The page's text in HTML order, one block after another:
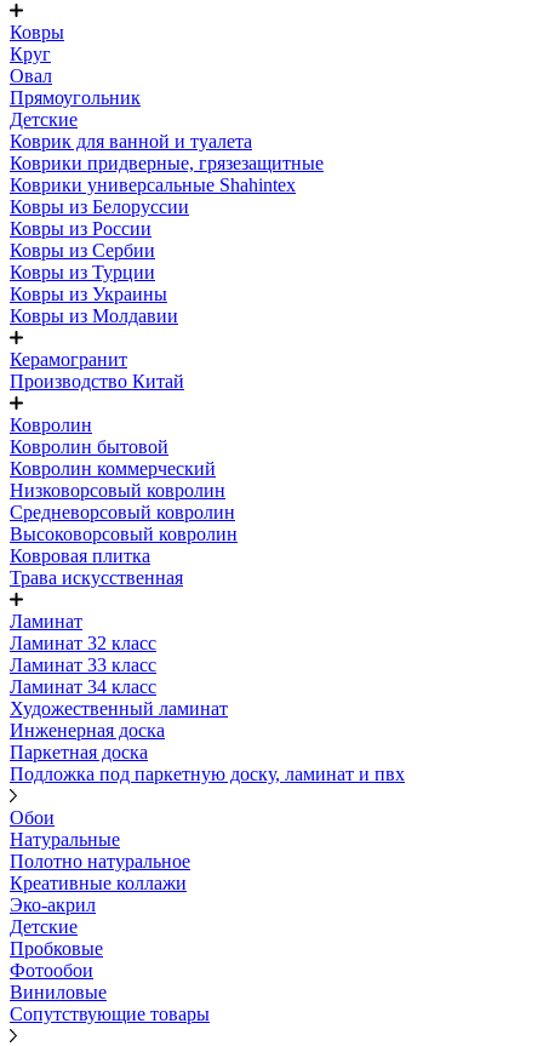
Ковры
Круг
Овал
Прямоугольник
Детские
Коврик для ванной и туалета
Коврики придверные, грязезащитные
Коврики универсальные Shahintex
Ковры из Белоруссии
Ковры из России
Ковры из Сербии
Ковры из Турции
Ковры из Украины
Ковры из Молдавии
Керамогранит
Производство Китай
Ковролин
Ковролин бытовой
Ковролин коммерческий
Низковорсовый ковролин
Средневорсовый ковролин
Высоковорсовый ковролин
Ковровая плитка
Трава искусственная
Ламинат
Ламинат 32 класс
Ламинат 33 класс
Ламинат 34 класс
Художественный ламинат
Инженерная доска
Паркетная доска
Подложка под паркетную доску, ламинат и пвх
Обои
Натуральные
Полотно натуральное
Креативные коллажи
Эко-акрил
Детские
Пробковые
Фотообои
Виниловые
Сопутствующие товары